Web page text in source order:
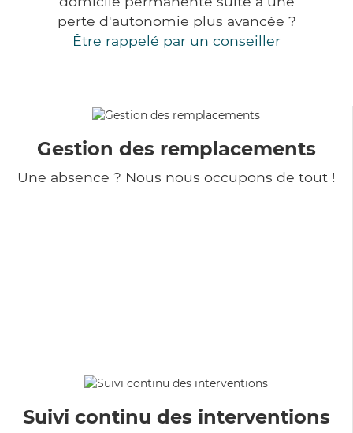
perte d'autonomie plus avancée ?
Être rappelé par un conseiller
Gestion des remplacements
Une absence ? Nous nous occupons de tout !
Suivi continu des interventions